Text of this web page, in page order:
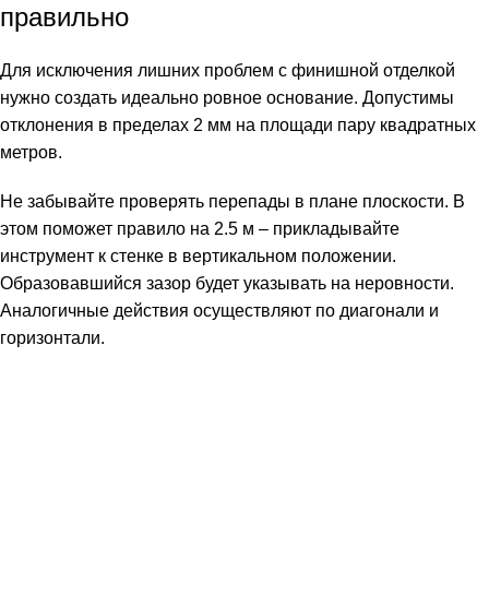
правильно
Для исключения лишних проблем с финишной отделкой
нужно создать идеально ровное основание. Допустимы
отклонения в пределах 2 мм на площади пару квадратных
метров.
Не забывайте проверять перепады в плане плоскости. В
этом поможет правило на 2.5 м – прикладывайте
инструмент к стенке в вертикальном положении.
Образовавшийся зазор будет указывать на неровности.
Аналогичные действия осуществляют по диагонали и
горизонтали.